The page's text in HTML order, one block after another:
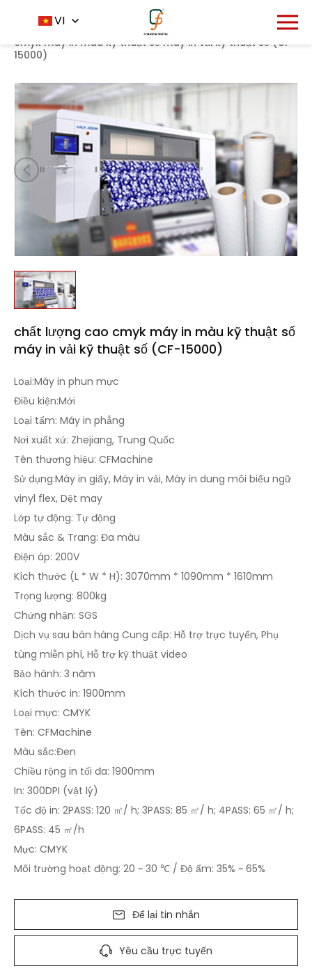
VI
Trang chủ - Máy in
chất lượng cao
cmyk máy in màu kỹ thuật số máy in vải kỹ thuật số (CF-
15000)
chất lượng cao cmyk máy in màu kỹ thuật số
máy in vải kỹ thuật số (CF-15000)
Loại:Máy in phun mực
Điều kiện:Mới
Loại tấm: Máy in phẳng
Nơi xuất xứ: Zhejiang, Trung Quốc
Tên thương hiệu: CFMachine
Sử dụng:Máy in giấy, Máy in vải, Máy in dung môi biểu ngữ
vinyl flex, Dệt may
Lớp tự động: Tự động
Màu sắc & Trang: Đa màu
Điện áp: 200V
Kích thước (L * W * H): 3070mm * 1090mm * 1610mm
Trọng lượng: 800kg
Chứng nhận: SGS
Dịch vụ sau bán hàng Cung cấp: Hỗ trợ trực tuyến, Phụ
tùng miễn phí, Hỗ trợ kỹ thuật video
Bảo hành: 3 năm
Kích thước in: 1900mm
Loại mực: CMYK
Tên: CFMachine
Màu sắc:Đen
Chiều rộng in tối đa: 1900mm
In: 300DPI (vật lý)
Tốc độ in: 2PASS: 120 ㎡/ h; 3PASS: 85 ㎡/ h; 4PASS: 65 ㎡/ h;
6PASS: 45 ㎡/h
Mực: CMYK
Môi trường hoạt động: 20 ~ 30 ℃ / Độ ẩm: 35% ~ 65%
Để lại tin nhắn
Yêu cầu trực tuyến